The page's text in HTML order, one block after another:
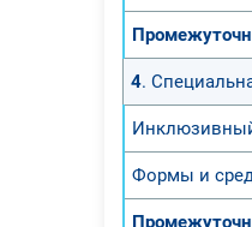
4.
Формы и